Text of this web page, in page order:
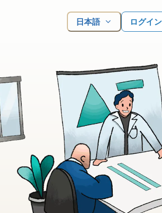
日本語 ログイン